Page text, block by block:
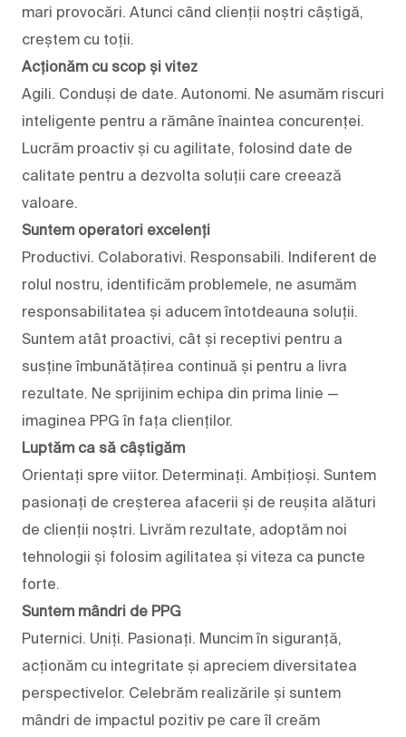
mari provocări. Atunci când clienții noștri câștigă,
creștem cu toții.
Acționăm cu scop și vitez
Agili. Conduși de date. Autonomi. Ne asumăm riscuri
inteligente pentru a rămâne înaintea concurenței.
Lucrăm proactiv și cu agilitate, folosind date de
calitate pentru a dezvolta soluții care creează
valoare.
Suntem operatori excelenți
Productivi. Colaborativi. Responsabili. Indiferent de
rolul nostru, identificăm problemele, ne asumăm
responsabilitatea și aducem întotdeauna soluții.
Suntem atât proactivi, cât și receptivi pentru a
susține îmbunătățirea continuă și pentru a livra
rezultate. Ne sprijinim echipa din prima linie —
imaginea PPG în fața clienților.
Luptăm ca să câștigăm
Orientați spre viitor. Determinați. Ambițioși. Suntem
pasionați de creșterea afacerii și de reușita alături
de clienții noștri. Livrăm rezultate, adoptăm noi
tehnologii și folosim agilitatea și viteza ca puncte
forte.
Suntem mândri de PPG
Puternici. Uniți. Pasionați. Muncim în siguranță,
acționăm cu integritate și apreciem diversitatea
perspectivelor. Celebrăm realizările și suntem
mândri de impactul pozitiv pe care îl creăm